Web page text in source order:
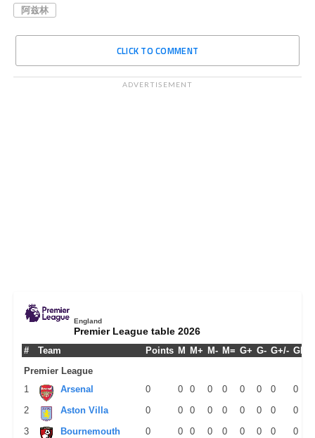
阿兹林
CLICK TO COMMENT
ADVERTISEMENT
England
Premier League table 2026
# Team Points M M+ M- M= G+ G- G+/- GPM
Premier League
1
Arsenal 0 0 0 0 0 0 0 0
0
2
Aston Villa 0 0 0 0 0 0 0 0
0
3
Bournemouth 0 0 0 0 0 0 0 0 0